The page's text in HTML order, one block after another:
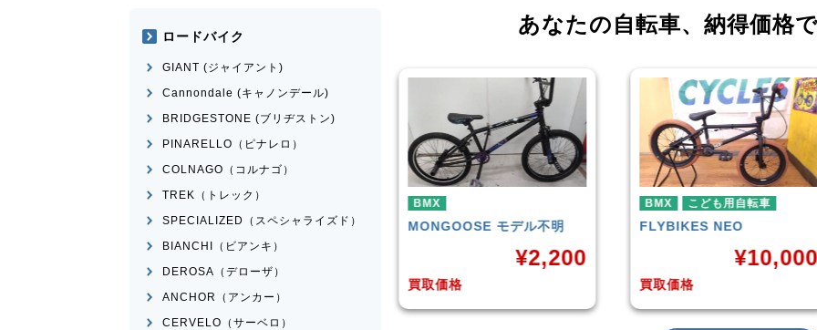
あなたの自転車、 納得価格
BMX
MONGOOSE モデル不明
BMX
FLYBIKESNEO
買取価格
¥10,000
BMX
HARODOWNTOWN
買取価格
¥
ロードバイク
GIANT (ジャイアント)
Cannondale (キャノンデール)
BRIDGESTONE (ブリヂストン)
PINARELLO（ピナレロ）
COLNAGO（コルナゴ）
TREK（トレック）
SPECIALIZED（スペシャライズド）
BIANCHI（ビアンキ）
DEROSA（デローザ）
ANCHOR（アンカー）
CERVELO（サーベロ）